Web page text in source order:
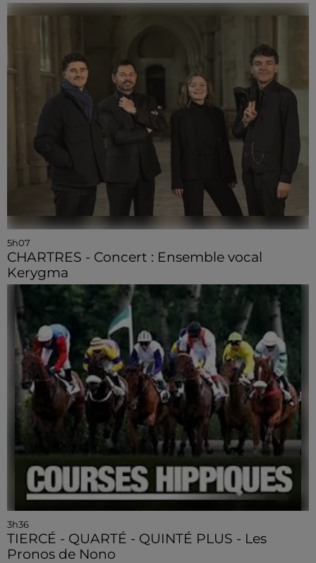
5h07
CHARTRES - Concert : Ensemble vocal
Kerygma
3h36
TIERCÉ - QUARTÉ - QUINTÉ PLUS - Les
Pronos de Nono